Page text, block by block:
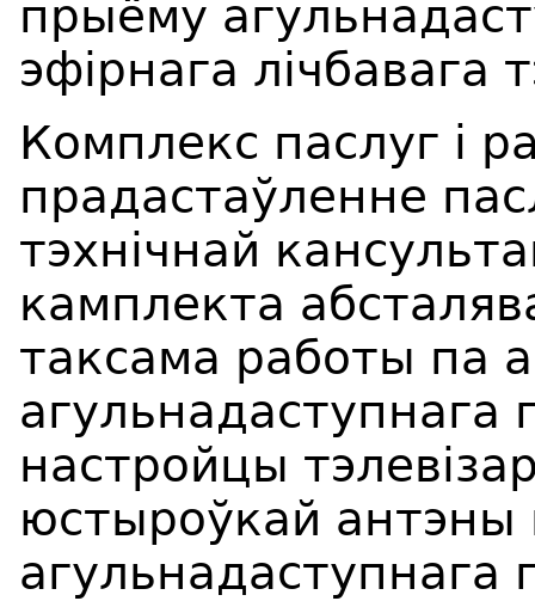
прыёму
эфірнага лічбавага
Комплекс паслуг і
прадастаўленне
тэхнічнай
камплекта
таксама работы па
агульнадаступнага
настройцы
юстыроўкай
агульнадаступнага